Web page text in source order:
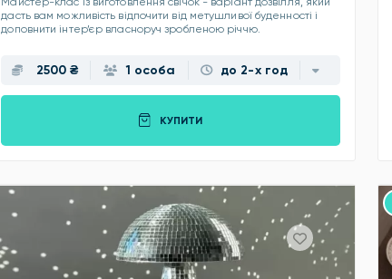
дасть вам можливість відпочити від метушливої буденності і
доповнити інтер’єр власноруч зробленою річчю.
2500 ₴ 1 особа до 2-х год
КУПИТИ